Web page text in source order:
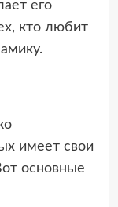
его
кто любит
имеет свои
основные